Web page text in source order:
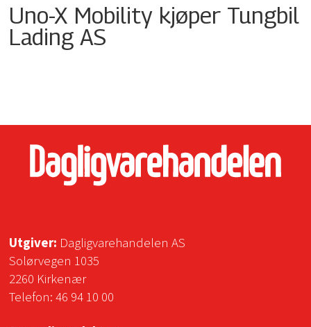
Uno-X Mobility kjøper Tungbil
Lading AS
Utgiver: Dagligvarehandelen AS
Solørvegen 1035
2260 Kirkenær
Telefon:46 94 10 00